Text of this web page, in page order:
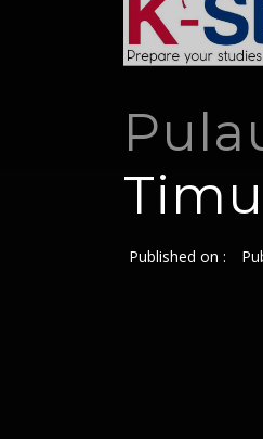
Published on :